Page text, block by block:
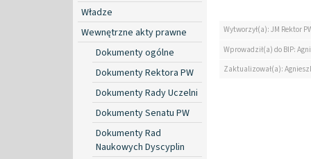
Władze
Wewnętrzne akty prawne
Dokumenty ogólne
Dokumenty Rektora PW
Dokumenty Rady Uczelni
Dokumenty Senatu PW
Dokumenty Rad
Naukowych Dyscyplin
Wytworzył(a): JM Rektor
Wprowadził(a) do BIP:
Zaktualizował(a):